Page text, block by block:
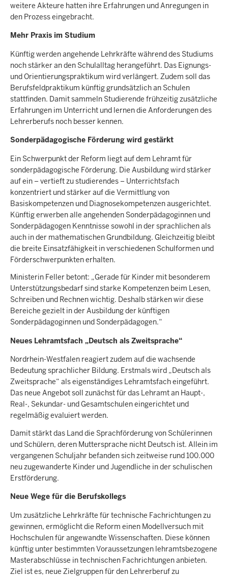
weitere Akteure hatten ihre Erfahrungen und Anregungen in
den Prozess eingebracht.
Mehr Praxis im Studium
Künftig werden angehende Lehrkräfte während des Studiums
noch stärker an den Schulalltag herangeführt. Das Eignungs-
und Orientierungspraktikum wird verlängert. Zudem soll das
Berufsfeldpraktikum künftig grundsätzlich an Schulen
stattfinden. Damit sammeln Studierende frühzeitig zusätzliche
Erfahrungen im Unterricht und lernen die Anforderungen des
Lehrerberufs noch besser kennen.
Sonderpädagogische Förderung wird gestärkt
Ein Schwerpunkt der Reform liegt auf dem Lehramt für
sonderpädagogische Förderung. Die Ausbildung wird stärker
auf ein – vertieft zu studierendes – Unterrichtsfach
konzentriert und stärker auf die Vermittlung von
Basiskompetenzen und Diagnosekompetenzen ausgerichtet.
Künftig erwerben alle angehenden Sonderpädagoginnen und
Sonderpädagogen Kenntnisse sowohl in der sprachlichen als
auch in der mathematischen Grundbildung. Gleichzeitig bleibt
die breite Einsatzfähigkeit in verschiedenen Schulformen und
Förderschwerpunkten erhalten.
Ministerin Feller betont: „Gerade für Kinder mit besonderem
Unterstützungsbedarf sind starke Kompetenzen beim Lesen,
Schreiben und Rechnen wichtig. Deshalb stärken wir diese
Bereiche gezielt in der Ausbildung der künftigen
Sonderpädagoginnen und Sonderpädagogen.“
Neues Lehramtsfach „Deutsch als Zweitsprache“
Nordrhein-Westfalen reagiert zudem auf die wachsende
Bedeutung sprachlicher Bildung. Erstmals wird „Deutsch als
Zweitsprache“ als eigenständiges Lehramtsfach eingeführt.
Das neue Angebot soll zunächst für das Lehramt an Haupt-,
Real-, Sekundar- und Gesamtschulen eingerichtet und
regelmäßig evaluiert werden.
Damit stärkt das Land die Sprachförderung von Schülerinnen
und Schülern, deren Muttersprache nicht Deutsch ist. Allein im
vergangenen Schuljahr befanden sich zeitweise rund 100.000
neu zugewanderte Kinder und Jugendliche in der schulischen
Erstförderung.
Neue Wege für die Berufskollegs
Um zusätzliche Lehrkräfte für technische Fachrichtungen zu
gewinnen, ermöglicht die Reform einen Modellversuch mit
Hochschulen für angewandte Wissenschaften. Diese können
künftig unter bestimmten Voraussetzungen lehramtsbezogene
Masterabschlüsse in technischen Fachrichtungen anbieten.
Ziel ist es, neue Zielgruppen für den Lehrerberuf zu